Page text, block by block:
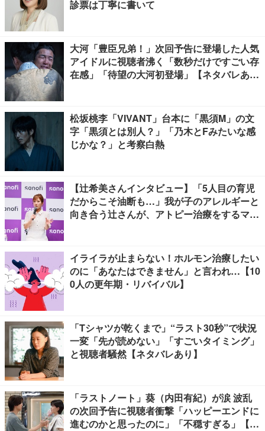
診票は丁寧に書いて
大河「豊臣兄弟！」次回予告に登場した人気
アイドルに視聴者沸く「数秒だけですごい存
在感」「待望の大河初登場」【ネタバレあ
松坂桃李「VIVANT」台本に「黒須M」の文
字「黒須とは別人？」「乃木とFみたいな感
じかな？」と考察白熱
【辻希美さんインタビュー】「5人目の育児
だからこそ油断も…」我が子のアレルギーと
向き合う辻さんが、アトピー治療をするママ
イライラが止まらない！ホルモン治療したい
のに「あなたはできません」と言われ…【10
0人の更年期・リバイバル】
「Tシャツが乾くまで」“ラスト30秒”で状況
一変「先が読めない」「すごいタイミング」
と視聴者騒然【ネタバレあり】
「ラストノート」葵（内田有紀）が涙 波乱
の次回予告に視聴者衝撃「ハッピーエンドに
進むのかと思ったのに」「不穏すぎる」【ネ